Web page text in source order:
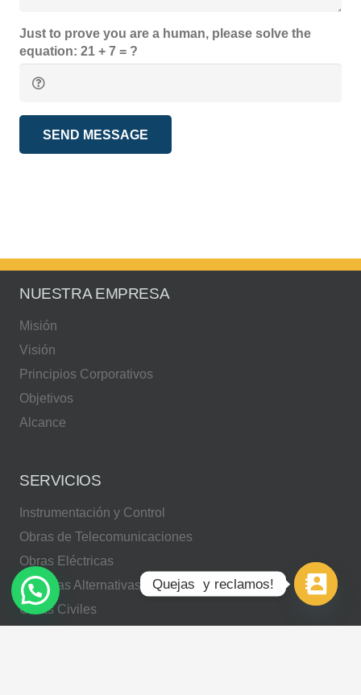
Just to prove you are a human, please solve the
equation: 21 + 7 = ?
SEND MESSAGE
NUESTRA EMPRESA
Misión
Visión
Principios Corporativos
Objetivos
Alcance
SERVICIOS
Instrumentación y Control
Obras de Telecomunicaciones
Obras Eléctricas
Energías Alternativas
Obras Civiles
Quejas  y reclamos!